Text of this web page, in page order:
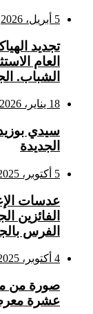
5 أبريل، 2026
تجديد
العام
الشباب.
18 يناير، 2026
سيدي
الجديدة
5 أكتوبر، 2025
عدسات
الفائزين
الفرس
4 أكتوبر، 2025
صورة من
عشرة